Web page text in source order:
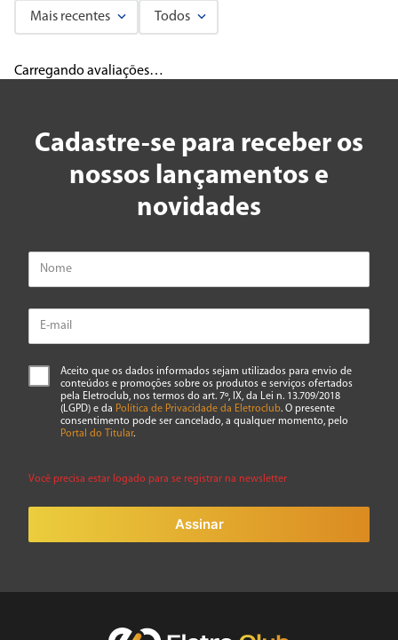
Mais recentes Todos
Carregando avaliações…
Cadastre-se para receber os
nossos lançamentos e
novidades
Aceito que os dados informados sejam utilizados para envio de
conteúdos e promoções sobre os produtos e serviços ofertados
pela Eletroclub, nos termos do art. 7º, IX, da Lei n. 13.709/2018
(LGPD) e da Política de Privacidade da Eletroclub. O presente
consentimento pode ser cancelado, a qualquer momento, pelo
Portal do Titular.
Você precisa estar logado para se registrar na newsletter
Assinar